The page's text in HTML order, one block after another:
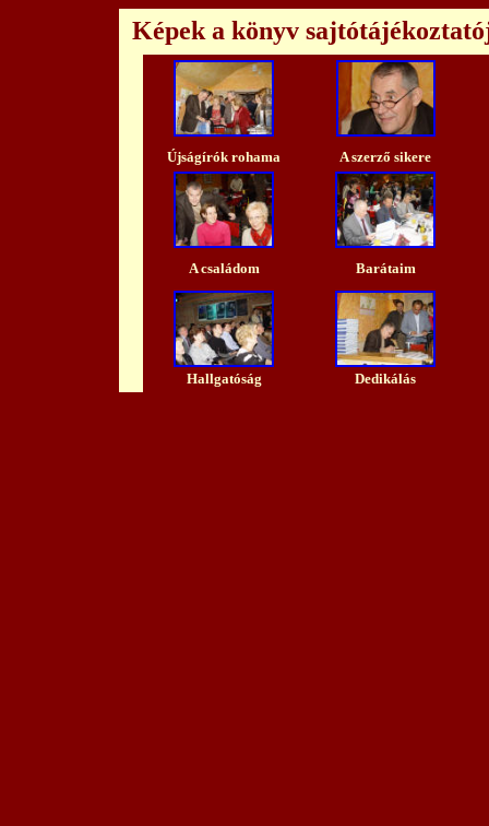
Képek a könyv
Újságírók rohama A szerző sikere
A családom Barátaim
Hallgatóság Dedikálás